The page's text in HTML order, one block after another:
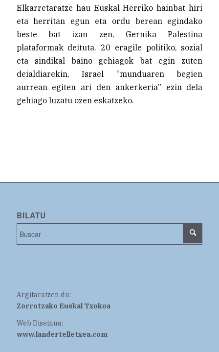
Elkarretaratze hau Euskal Herriko hainbat hiri
eta herritan egun eta ordu berean egindako
beste bat izan zen, Gernika Palestina
plataformak deituta. 20 eragile politiko, sozial
eta sindikal baino gehiagok bat egin zuten
deialdiarekin, Israel “munduaren begien
aurrean egiten ari den ankerkeria” ezin dela
gehiago luzatu ozen eskatzeko.
BILATU
Argitaratzen du:
Zorrotzako Euskal Txokoa
Web Diseinua:
www.landertelletxea.com